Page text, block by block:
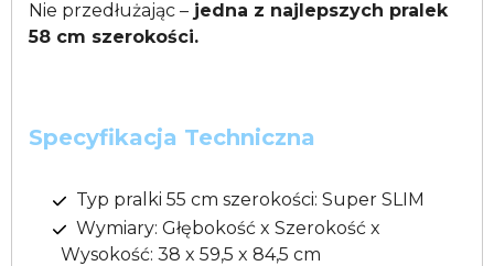
Nie przedłużając – jedna z najlepszych pralek
58 cm szerokości.
Specyfikacja Techniczna
Typ pralki 55 cm szerokości: Super SLIM
Wymiary: Głębokość x Szerokość x
Wysokość: 38 x 59,5 x 84,5 cm